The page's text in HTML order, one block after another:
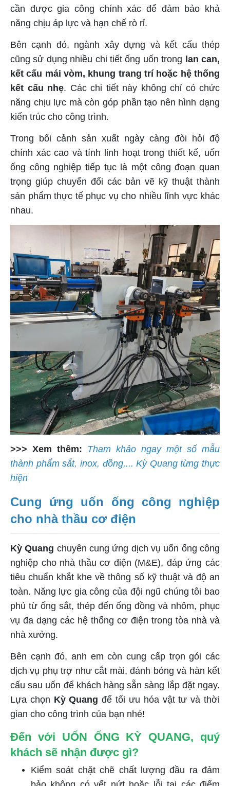
cần được gia công chính xác để đảm bảo khả
năng chịu áp lực và hạn chế rò rỉ.
Bên cạnh đó, ngành xây dựng và kết cấu thép
cũng sử dụng nhiều chi tiết ống uốn trong lan can,
kết cấu mái vòm, khung trang trí hoặc hệ thống
kết cấu nhẹ. Các chi tiết này không chỉ có chức
năng chịu lực mà còn góp phần tạo nên hình dạng
kiến trúc cho công trình.
Trong bối cảnh sản xuất ngày càng đòi hỏi độ
chính xác cao và tính linh hoạt trong thiết kế, uốn
ống công nghiệp tiếp tục là một công đoạn quan
trọng giúp chuyển đổi các bản vẽ kỹ thuật thành
sản phẩm thực tế phục vụ cho nhiều lĩnh vực khác
nhau.
>>> Xem thêm: Tham khảo ngay một số mẫu
thành phẩm sắt, inox, đồng,... Kỳ Quang từng thực
hiện
Cung ứng uốn ống công nghiệp
cho nhà thầu cơ điện
Kỳ Quang chuyên cung ứng dịch vụ uốn ống công
nghiệp cho nhà thầu cơ điện (M&E), đáp ứng các
tiêu chuẩn khắt khe về thông số kỹ thuật và độ an
toàn. Năng lực gia công của đội ngũ chúng tôi bao
phủ từ ống sắt, thép đến ống đồng và nhôm, phục
vụ đa dạng các hệ thống cơ điện trong tòa nhà và
nhà xưởng.
Bên cạnh đó, anh em còn cung cấp trọn gói các
dịch vụ phụ trợ như cắt mài, đánh bóng và hàn kết
cấu sau uốn để khách hàng sẵn sàng lắp đặt ngay.
Lựa chọn Kỳ Quang để tối ưu hóa vật tư và thời
gian cho công trình của bạn nhé!
Đến với UỐN ỐNG KỲ QUANG, quý
khách sẽ nhận được gì?
Kiểm soát chặt chẽ chất lượng đầu ra đảm